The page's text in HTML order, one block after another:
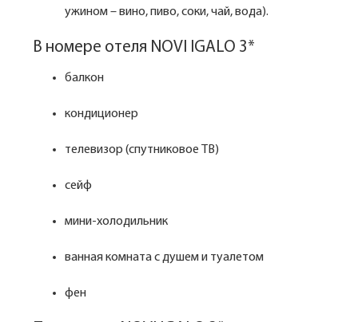
ужином – вино, пиво, соки, чай, вода).
В номере отеля NOVI IGALO 3*
балкон
кондиционер
телевизор (спутниковое ТВ)
сейф
мини-холодильник
ванная комната с душем и туалетом
фен